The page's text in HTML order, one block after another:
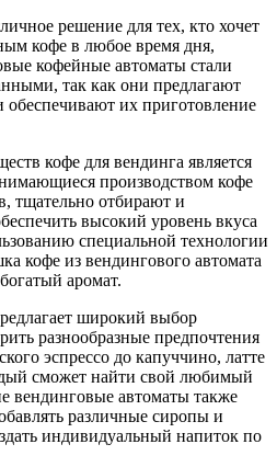
решение для тех, кто хочет
кофе в любое время дня,
кофейные автоматы стали
так как они предлагают
их приготовление
кофе для вендинга является
производством кофе
тщательно отбирают и
высокий уровень вкуса
специальной технологии
кофе из вендингового автомата
аромат.
широкий выбор
разнообразные предпочтения
эспрессо до капуччино, латте
сможет найти свой любимый
вендинговые автоматы также
различные сиропы и
индивидуальный напиток по